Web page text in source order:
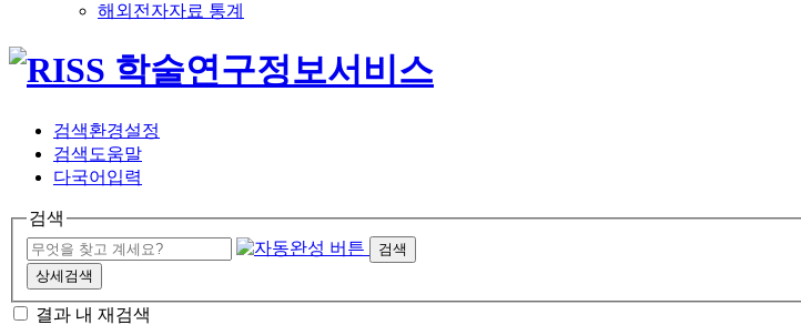
해외전자자료 통계
검색환경설정
검색도움말
다국어입력
검색
검색
상세검색
결과 내 재검색